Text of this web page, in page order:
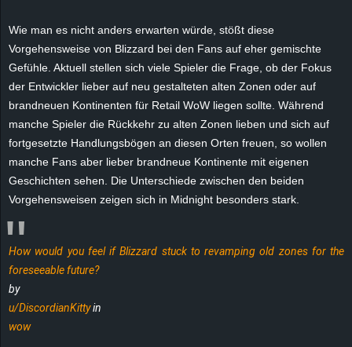
Wie man es nicht anders erwarten würde, stößt diese
Vorgehensweise von Blizzard bei den Fans auf eher gemischte
Gefühle. Aktuell stellen sich viele Spieler die Frage, ob der Fokus
der Entwickler lieber auf neu gestalteten alten Zonen oder auf
brandneuen Kontinenten für Retail WoW liegen sollte. Während
manche Spieler die Rückkehr zu alten Zonen lieben und sich auf
fortgesetzte Handlungsbögen an diesen Orten freuen, so wollen
manche Fans aber lieber brandneue Kontinente mit eigenen
Geschichten sehen. Die Unterschiede zwischen den beiden
Vorgehensweisen zeigen sich in Midnight besonders stark.
How would you feel if Blizzard stuck to revamping old zones for the
foreseeable future?
by
u/DiscordianKittyin
wow